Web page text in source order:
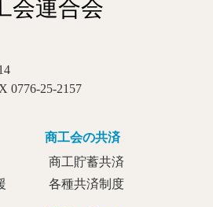
0776-25-2157
商工会の共済
商工貯蓄共済
各種共済制度